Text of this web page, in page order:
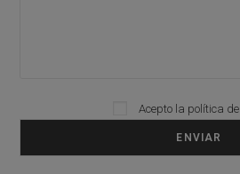
Please
Acepto la política